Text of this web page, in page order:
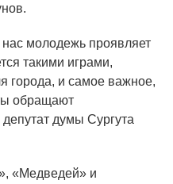
молодежь проявляет
такими играми,
города, и самое важное,
обращают
думы Сургута
«Медведей» и